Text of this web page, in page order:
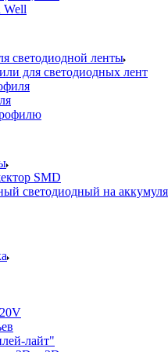
Well
светодиодной ленты
для светодиодных лент
SMD
светодиодный на
лайт"